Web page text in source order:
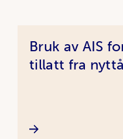
Bruk av AIS
tillatt fra